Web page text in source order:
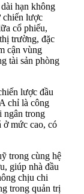
hạn không
chiến lược
cổ phiếu,
trường, đặc
cận vùng
tài sản phòng
lược đầu
chỉ là công
ngân trong
mức cao, có
trong cùng hệ
giúp nhà đầu
chịu chi
trong quản trị